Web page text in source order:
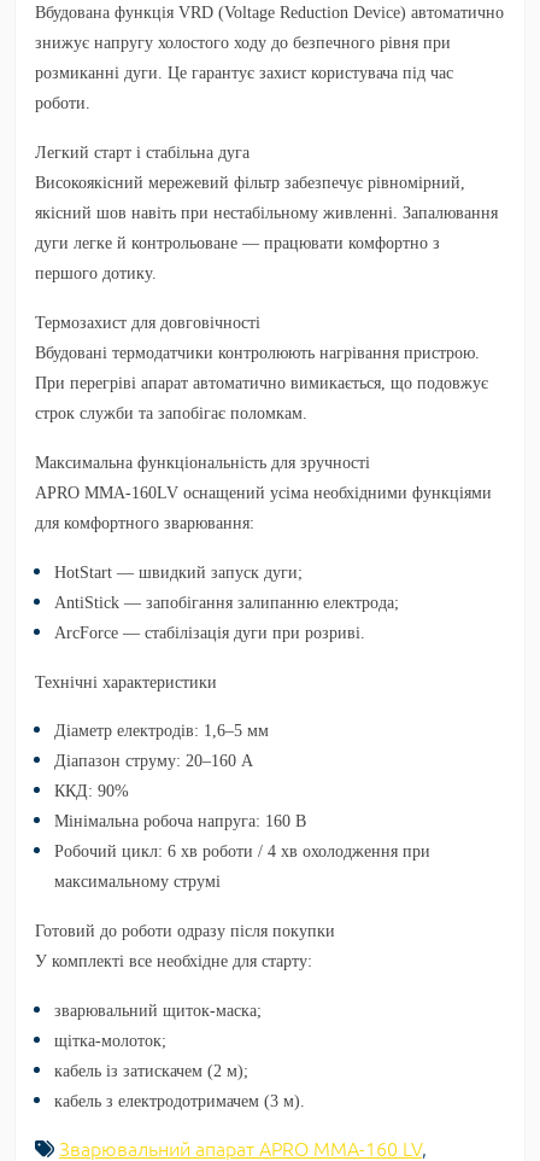
Вбудована функція VRD (Voltage Reduction Device) автоматично
знижує напругу холостого ходу до безпечного рівня при
розмиканні дуги. Це гарантує захист користувача під час
роботи.
Легкий старт і стабільна дуга
Високоякісний мережевий фільтр забезпечує рівномірний,
якісний шов навіть при нестабільному живленні. Запалювання
дуги легке й контрольоване — працювати комфортно з
першого дотику.
Термозахист для довговічності
Вбудовані термодатчики контролюють нагрівання пристрою.
При перегріві апарат автоматично вимикається, що подовжує
строк служби та запобігає поломкам.
Максимальна функціональність для зручності
APRO MMA-160LV оснащений усіма необхідними функціями
для комфортного зварювання:
HotStart — швидкий запуск дуги;
AntiStick — запобігання залипанню електрода;
ArcForce — стабілізація дуги при розриві.
Технічні характеристики
Діаметр електродів: 1,6–5 мм
Діапазон струму: 20–160 А
ККД: 90%
Мінімальна робоча напруга: 160 В
Робочий цикл: 6 хв роботи / 4 хв охолодження при
максимальному струмі
Готовий до роботи одразу після покупки
У комплекті все необхідне для старту:
зварювальний щиток-маска;
щітка-молоток;
кабель із затискачем (2 м);
кабель з електродотримачем (3 м).
Зварювальний апарат APRO MMA-160 LV,